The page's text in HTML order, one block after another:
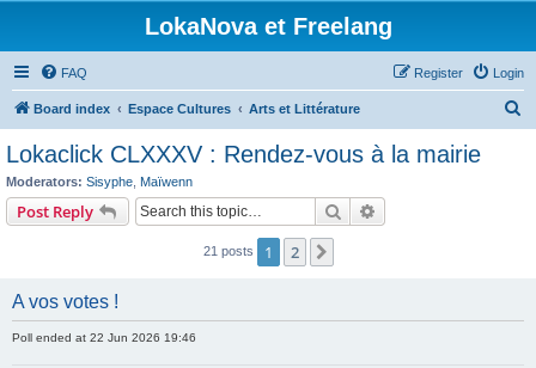
LokaNova et Freelang
FAQ Login
Register
Board index Espace Cultures Arts et Littérature
Lokaclick CLXXXV : Rendez-vous à la mairie
Moderators: Sisyphe Maïwenn
Post Reply Search
21 posts 1 2
A vos votes !
Poll ended at 22 Jun 2026 19:46